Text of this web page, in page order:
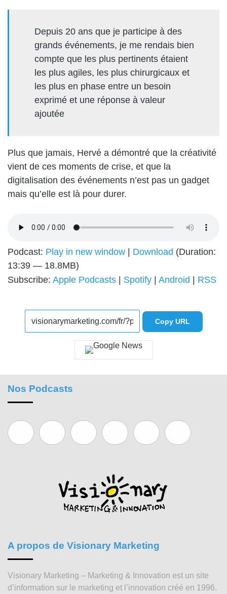
Depuis 20 ans que je participe à des
grands événements, je me rendais bien
compte que les plus pertinents étaient
les plus agiles, les plus chirurgicaux et
les plus en phase entre un besoin
exprimé et une réponse à valeur
ajoutée
Plus que jamais, Hervé a démontré que la créativité
vient de ces moments de crise, et que la
digitalisation des événements n’est pas un gadget
mais qu’elle est là pour durer.
Podcast: Play in new window Download (Duration:
13:39 — 18.8MB)
Subscribe: Apple Podcasts Spotify Android RSS
Copy URL
Nos Podcasts
A propos de Visionary Marketing
Visionary Marketing – Marketing & Innovation est un site
d’information sur le marketing et l’innovation créé en 1996.